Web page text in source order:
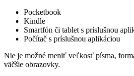
Pocketbook
Kindle
Smartfón či tablet s príslušnou
Počítač s príslušnou aplikáciou
Nie je možné meniť veľkosť písma,
väčšie obrazovky.